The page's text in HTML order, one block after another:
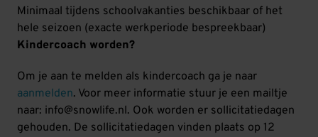
Minimaal tijdens schoolvakanties beschikbaar of het
hele seizoen (exacte werkperiode bespreekbaar)
Kindercoach worden?
Om je aan te melden als kindercoach ga je naar
aanmelden. Voor meer informatie stuur je een mailtje
naar: info@snowlife.nl. Ook worden er sollicitatiedagen
gehouden. De sollicitatiedagen vinden plaats op 12